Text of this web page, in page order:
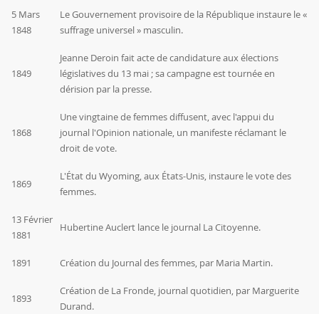
5 Mars
1848
Le Gouvernement provisoire de la République instaure le «
suffrage universel » masculin.
1849
Jeanne Deroin fait acte de candidature aux élections
législatives du 13 mai ; sa campagne est tournée en
dérision par la presse.
1868
Une vingtaine de femmes diffusent, avec l'appui du
journal l'Opinion nationale, un manifeste réclamant le
droit de vote.
1869
L'État du Wyoming, aux États-Unis, instaure le vote des
femmes.
13 Février
1881
Hubertine Auclert lance le journal La Citoyenne.
1891 Création du Journal des femmes, par Maria Martin.
1893
Création de La Fronde, journal quotidien, par Marguerite
Durand.